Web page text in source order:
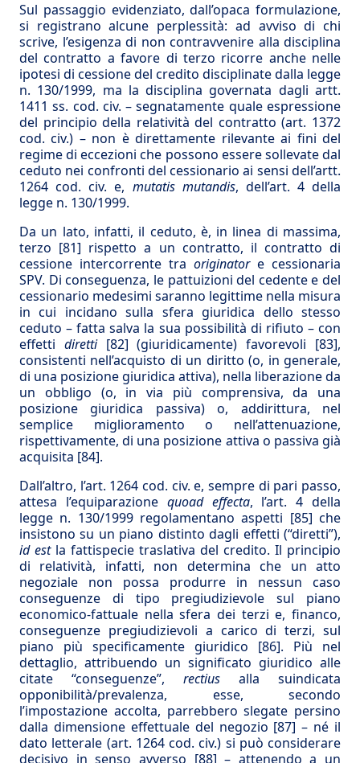
Sul passaggio evidenziato, dall’opaca formulazione,
si registrano alcune perplessità: ad avviso di chi
scrive, l’esigenza di non contravvenire alla disciplina
del contratto a favore di terzo ricorre anche nelle
ipotesi di cessione del credito disciplinate dalla legge
n. 130/1999, ma la disciplina governata dagli artt.
1411 ss. cod. civ. – segnatamente quale espressione
del principio della relatività del contratto (art. 1372
cod. civ.) – non è direttamente rilevante ai fini del
regime di eccezioni che possono essere sollevate dal
ceduto nei confronti del cessionario ai sensi dell’artt.
1264 cod. civ. e, mutatis mutandis, dell’art. 4 della
legge n. 130/1999.
Da un lato, infatti, il ceduto, è, in linea di massima,
terzo [81] rispetto a un contratto, il contratto di
cessione intercorrente tra originatore cessionaria
SPV. Di conseguenza, le pattuizioni del cedente e del
cessionario medesimi saranno legittime nella misura
in cui incidano sulla sfera giuridica dello stesso
ceduto – fatta salva la sua possibilità di rifiuto – con
effetti diretti [82] (giuridicamente) favorevoli [83],
consistenti nell’acquisto di un diritto (o, in generale,
di una posizione giuridica attiva), nella liberazione da
un obbligo (o, in via più comprensiva, da una
posizione giuridica passiva) o, addirittura, nel
semplice miglioramento o nell’attenuazione,
rispettivamente, di una posizione attiva o passiva già
acquisita [84].
Dall’altro, l’art. 1264 cod. civ. e, sempre di pari passo,
attesa l’equiparazione quoad effecta, l’art. 4 della
legge n. 130/1999 regolamentano aspetti [85] che
insistono su un piano distinto dagli effetti (“diretti”),
id est la fattispecie traslativa del credito. Il principio
di relatività, infatti, non determina che un atto
negoziale non possa produrre in nessun caso
conseguenze di tipo pregiudizievole sul piano
economico-fattuale nella sfera dei terzi e, financo,
conseguenze pregiudizievoli a carico di terzi, sul
piano più specificamente giuridico [86]. Più nel
dettaglio, attribuendo un significato giuridico alle
citate “conseguenze”, rectius alla suindicata
opponibilità/prevalenza, esse, secondo
l’impostazione accolta, parrebbero slegate persino
dalla dimensione effettuale del negozio [87] – né il
dato letterale (art. 1264 cod. civ.) si può considerare
decisivo in senso avverso [88] – attenendo a un